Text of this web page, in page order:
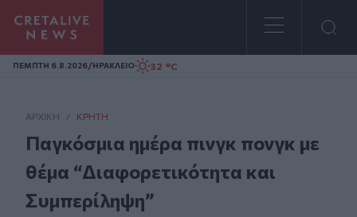
Homepage
ΠΕΜΠΤΗ 6.8.2026/ΗΡΑΚΛΕΙΟ 32 °C
ΑΡΧΙΚΗ / ΚΡΉΤΗ
Παγκόσμια ημέρα πινγκ πονγκ με
θέμα “Διαφορετικότητα και
Συμπερίληψη”